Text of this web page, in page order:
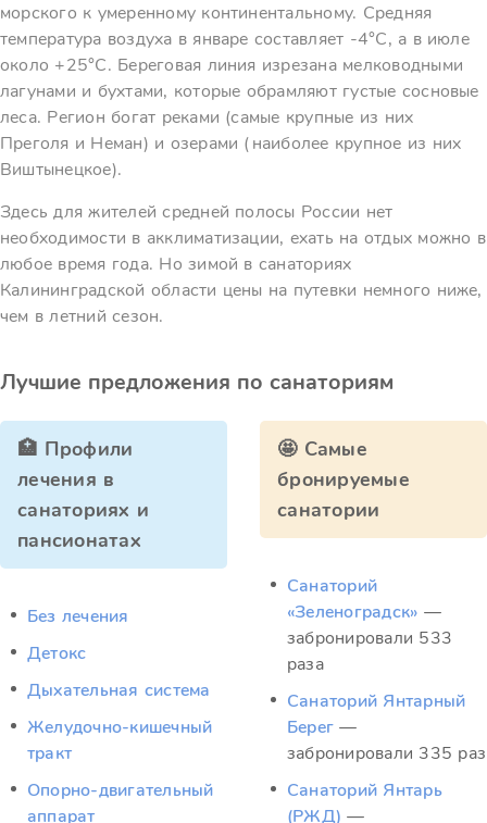
морского к умеренному континентальному. Средняя
температура воздуха в январе составляет -4°C, а в июле
около +25°C. Береговая линия изрезана мелководными
лагунами и бухтами, которые обрамляют густые сосновые
леса. Регион богат реками (самые крупные из них
Преголя и Неман) и озерами (наиболее крупное из них
Виштынецкое).
Здесь для жителей средней полосы России нет
необходимости в акклиматизации, ехать на отдых можно в
любое время года. Но зимой в санаториях
Калининградской области цены на путевки немного ниже,
чем в летний сезон.
Лучшие предложения по санаториям
🏥 Профили
лечения в
санаториях и
пансионатах
Без лечения
Детокс
Дыхательная система
Желудочно-кишечный
тракт
Опорно-двигательный
аппарат
🤩 Самые
бронируемые
санатории
Санаторий
«Зеленоградск» —
забронировали 533
раза
Санаторий Янтарный
Берег —
забронировали 335 раз
Санаторий Янтарь
(РЖД) —